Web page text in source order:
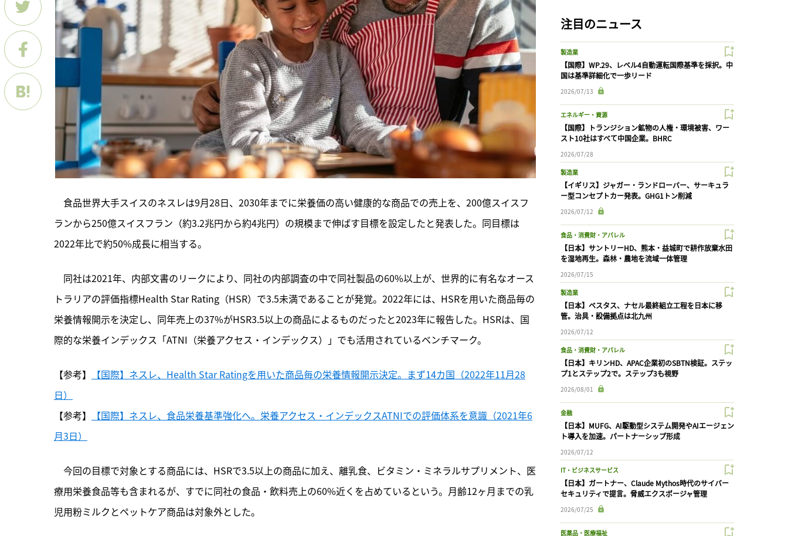
食品世界大手スイスのネスレは9月28日、2030年までに栄養価の高い健康的な商品での売上を、200億スイスフ
ランから250億スイスフラン（約3.2兆円から約4兆円）の規模まで伸ばす目標を設定したと発表した。同目標は
2022年比で約50%成長に相当する。
同社は2021年、 内部文書のリークにより、同社の内部調査の中で同社製品の60%以上が、世界的に有名なオース
トラリアの評価指標Health Star Rating（HSR）で3.5未満であることが発覚。2022年には、HSRを用いた商品毎の
栄養情報開示を決定し、同年売上の37%がHSR3.5以上の商品によるものだったと2023年に報告した。HSRは、国
際的な栄養インデックス「ATNI（栄養アクセス・インデックス）」でも活用されているベンチマーク。
【参考】
【国際】ネスレ、Health Star Ratingを用いた商品毎の栄養情報開示決定。まず14カ国（2022年11月28
日）
【参考】
【国際】ネスレ、食品栄養基準強化へ。栄養アクセス・インデックスATNIでの評価体系を意識（2021年6
月3日）
今回の目標で対象とする商品には、HSRで3.5以上の商品に加え、離乳食、ビタミン・ミネラルサプリメント、医
療用栄養食品等も含まれるが、すでに同社の食品・飲料売上の60%近くを占めているという。月齢12ヶ月までの乳
児用粉ミルクとペットケア商品は対象外とした。
注目のニュース
製造業
【国際】WP.29、レベル4自動運転国際基準を採択。中
国は基準詳細化で一歩リード
2026/07/13
エネルギー・資源
【国際】トランジション鉱物の人権・環境被害、ワー
スト10社はすべて中国企業。BHRC
2026/07/28
製造業
【イギリス】ジャガー・ランドローバー、サーキュラ
ー型コンセプトカー発表。GHG1トン削減
2026/07/12
食品・消費財・アパレル
【日本】サントリーHD、熊本・益城町で耕作放棄水田
を湿地再生。森林・農地を流域一体管理
2026/07/15
製造業
【日本】ベスタス、ナセル最終組立工程を日本に移
管。治具・設備拠点は北九州
2026/07/12
食品・消費財・アパレル
【日本】キリンHD、APAC企業初のSBTN検証。ステッ
プ1とステップ2で。ステップ3も視野
2026/08/01
金融
【日本】MUFG、AI駆動型システム開発やAIエージェン
ト導入を加速。パートナーシップ形成
2026/07/12
IT・ビジネスサービス
【日本】ガートナー、Claude Mythos時代のサイバー
セキュリティで提言。脅威エクスポージャ管理
2026/07/25
医薬品・医療福祉